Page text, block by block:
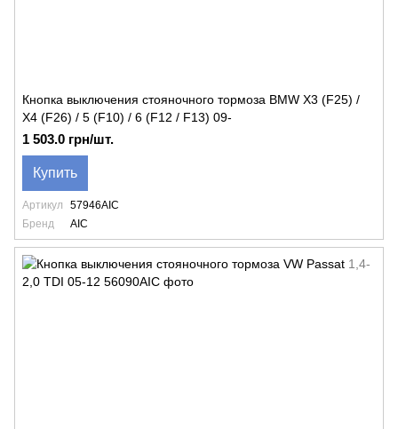
Кнопка выключения стояночного тормоза BMW X3 (F25) /
X4 (F26) / 5 (F10) / 6 (F12 / F13) 09-
1 503.0 грн/шт.
Купить
Артикул
57946AIC
Бренд
AIC